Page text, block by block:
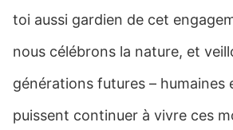
toi aussi gardien de cet
nous célébrons la nature, et
générations futures – humaines
puissent continuer à vivre ces